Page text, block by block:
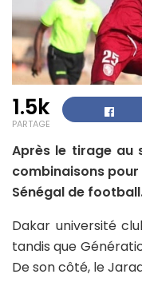
1.5k
PARTAGE
Après le tirage au
combinaisons pour
Sénégal de
Dakar université
tandis que
De son côté, le